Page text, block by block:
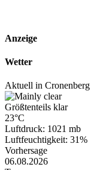
Anzeige
Wetter
Aktuell in Cronenberg
Größtenteils klar
23°C
Luftdruck: 1021 mb
Luftfeuchtigkeit: 31%
Vorhersage
06.08.2026